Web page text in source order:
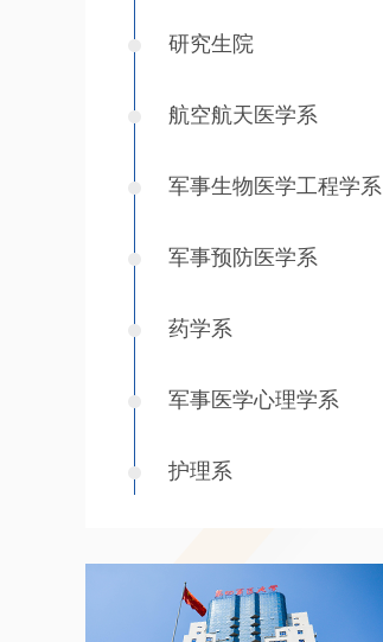
研究生院
航空航天医学系
军事生物医学工程学系
军事预防医学系
药学系
军事医学心理学系
护理系